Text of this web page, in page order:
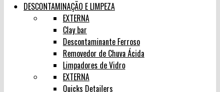
DESCONTAMINAÇÃO E LIMPEZA
EXTERNA
Clay bar
Descontaminante Ferroso
Removedor de Chuva Ácida
Limpadores de Vidro
EXTERNA
Quicks Detailers